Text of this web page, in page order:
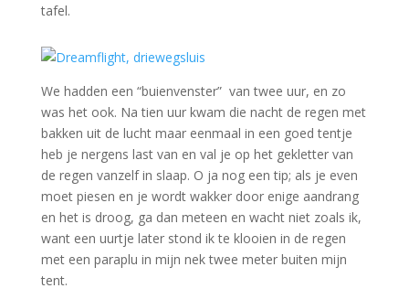
tafel.
We hadden een “buienvenster” van twee uur, en zo
was het ook. Na tien uur kwam die nacht de regen met
bakken uit de lucht maar eenmaal in een goed tentje
heb je nergens last van en val je op het gekletter van
de regen vanzelf in slaap. O ja nog een tip; als je even
moet piesen en je wordt wakker door enige aandrang
en het is droog, ga dan meteen en wacht niet zoals ik,
want een uurtje later stond ik te klooien in de regen
met een paraplu in mijn nek twee meter buiten mijn
tent.